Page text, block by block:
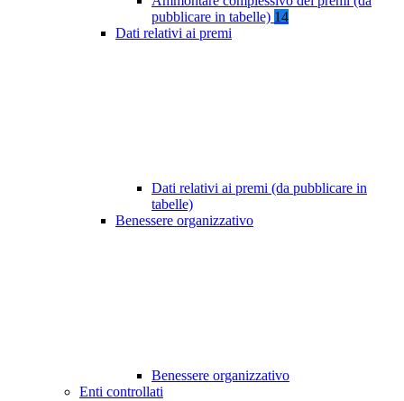
pubblicare in tabelle) 14
Dati relativi ai premi
Dati relativi ai premi (da pubblicare in
tabelle)
Benessere organizzativo
Benessere organizzativo
Enti controllati